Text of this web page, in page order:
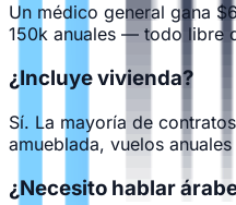
Un médico general gana
150k anuales — todo libre
¿Incluye vivienda?
Sí. La mayoría de
amueblada, vuelos
¿Necesito hablar